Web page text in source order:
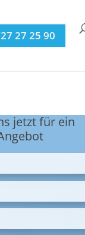
27 25 90
jetzt für ein